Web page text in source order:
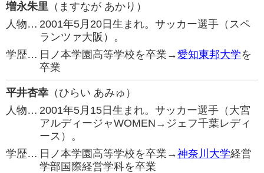
増永朱里 （ますなが あかり）
人物… 2001年5月20日生まれ。サッカー選手（スペ
ランツァ大阪）。
学歴… 日ノ本学園高等学校を卒業→愛知東邦大学を
卒業
平井杏幸 （ひらい あみゅ）
人物… 2001年5月15日生まれ。サッカー選手（大宮
アルディージャWOMEN→ジェフ千葉レディ
ース）。
学歴… 日ノ本学園高等学校を卒業→神奈川大学経営
学部国際経営学科を卒業